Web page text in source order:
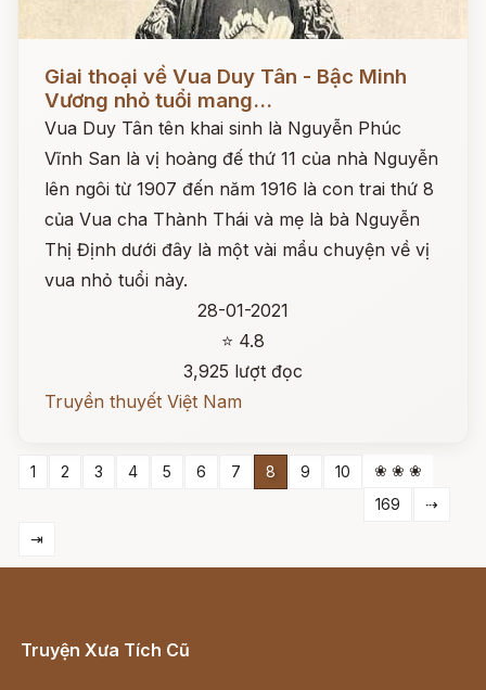
Giai thoại về Vua Duy Tân - Bậc Minh
Vương nhỏ tuổi mang...
Vua Duy Tân tên khai sinh là Nguyễn Phúc
Vĩnh San là vị hoàng đế thứ 11 của nhà Nguyễn
lên ngôi từ 1907 đến năm 1916 là con trai thứ 8
của Vua cha Thành Thái và mẹ là bà Nguyễn
Thị Định dưới đây là một vài mẩu chuyện về vị
vua nhỏ tuổi này.
28-01-2021
⭐ 4.8
3,925 lượt đọc
Truyền thuyết Việt Nam
1 2 3 4 5 6 7 8 9 10
❀ ❀ ❀
169
⇢
⇥
Truyện Xưa Tích Cũ